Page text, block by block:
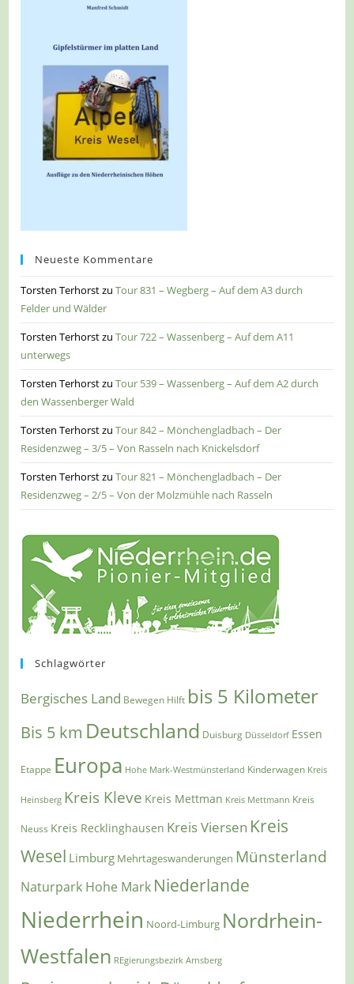
Neueste Kommentare
Torsten TerhorstzuTour 831 – Wegberg – Auf dem A3 durch
Felder und Wälder
Torsten TerhorstzuTour 722 – Wassenberg – Auf dem A11
unterwegs
Torsten TerhorstzuTour 539 – Wassenberg – Auf dem A2 durch
den Wassenberger Wald
Torsten TerhorstzuTour 842 – Mönchengladbach – Der
Residenzweg – 3/5 – Von Rasseln nach Knickelsdorf
Torsten TerhorstzuTour 821 – Mönchengladbach – Der
Residenzweg – 2/5 – Von der Molzmühle nach Rasseln
Schlagwörter
Bergisches Land Bewegen Hilft bis 5 Kilometer
Bis 5 km Deutschland Duisburg Düsseldorf Essen
Etappe Europa Hohe Mark-Westmünsterland Kinderwagen Kreis
Heinsberg Kreis Kleve Kreis Mettman Kreis Mettmann Kreis
Neuss Kreis Recklinghausen Kreis Viersen Kreis
Wesel Limburg Mehrtageswanderungen Münsterland
Naturpark Hohe Mark Niederlande
Niederrhein Noord-Limburg Nordrhein-
Westfalen REgierungsbezirk Arnsberg